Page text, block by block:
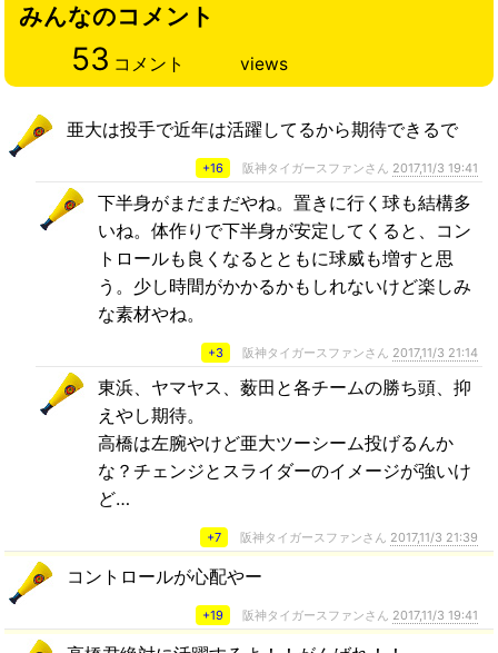
みんなのコメント
53 コメント views
亜大は投手で近年は活躍してるから期待できるで
+16 阪神タイガースファンさん 2017,11/3 19:41
下半身がまだまだやね。置きに行く球も結構多
いね。体作りで下半身が安定してくると、コン
トロールも良くなるとともに球威も増すと思
う。少し時間がかかるかもしれないけど楽しみ
な素材やね。
+3 阪神タイガースファンさん 2017,11/3 21:14
東浜、ヤマヤス、薮田と各チームの勝ち頭、抑
えやし期待。
高橋は左腕やけど亜大ツーシーム投げるんか
な？チェンジとスライダーのイメージが強いけ
ど…
+7 阪神タイガースファンさん 2017,11/3 21:39
コントロールが心配やー
+19 阪神タイガースファンさん 2017,11/3 19:41